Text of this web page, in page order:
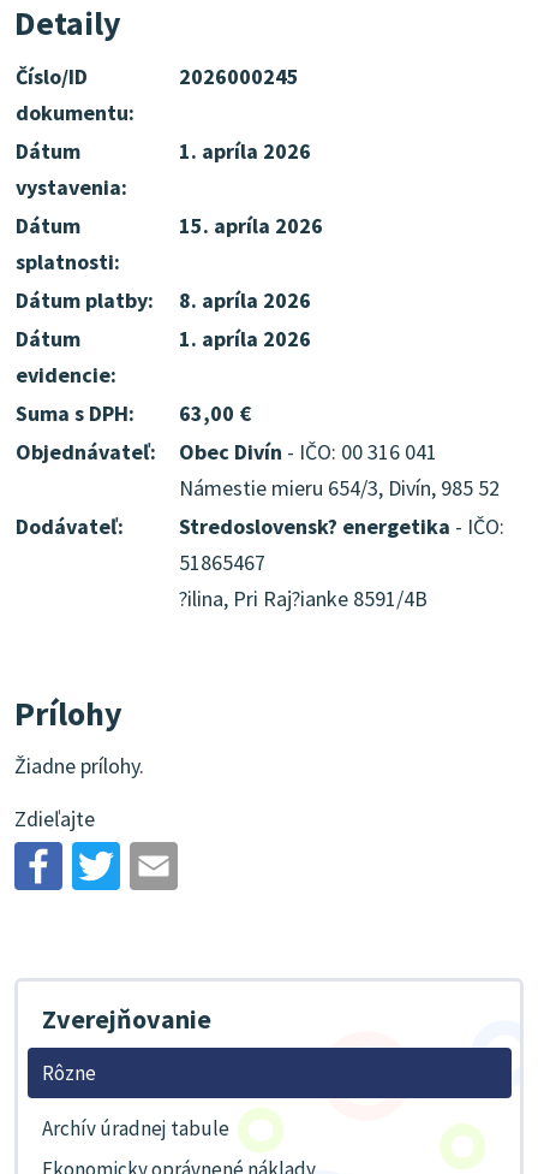
Detaily
Číslo/ID
dokumentu:
2026000245
Dátum
vystavenia:
1. apríla 2026
Dátum
splatnosti:
15. apríla 2026
Dátum platby:
8. apríla 2026
Dátum
evidencie:
1. apríla 2026
Suma s DPH:
63,00 €
Objednávateľ:
Obec Divín - IČO: 00 316 041
Námestie mieru 654/3, Divín, 985 52
Dodávateľ:
Stredoslovensk? energetika - IČO:
51865467
?ilina, Pri Raj?ianke 8591/4B
Prílohy
Žiadne prílohy.
Zdieľajte
Zverejňovanie
Rôzne
Archív úradnej tabule